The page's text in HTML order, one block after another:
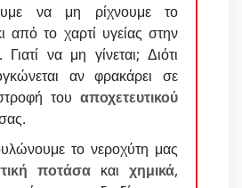
να μη ρίχνουμε το
από το χαρτί υγείας στην
Γιατί να μη γίνεται; Διότι
αν φρακάρει σε
του αποχετευτικού
το νεροχύτη μας
ποτάσα και χημικά,